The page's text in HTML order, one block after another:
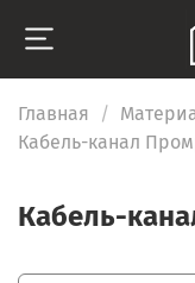
Главная
Кабель-канал
Кабель-